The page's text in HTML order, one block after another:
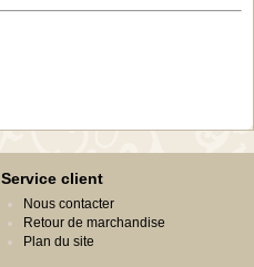
Service client
Nous contacter
Retour de marchandise
Plan du site